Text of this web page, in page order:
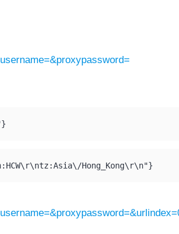
Hong_Kong\r\n"}